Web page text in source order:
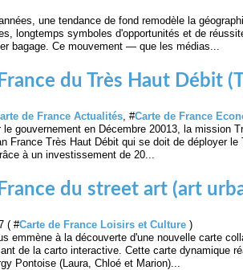
une tendance de fond remodèle la
longtemps symboles d'opportunités et de
bagage. Ce mouvement — que les médias...
du Très Haut Débit
de France Actualités, #Carte de France
le gouvernement en Décembre 20013, la mission
France Très Haut Débit qui se doit de déployer
à un investissement de 20...
du street art (art
( #Carte de France Loisirs et Culture )
emmène à la découverte d'une nouvelle carte
de la carto interactive. Cette carte dynamique
Pontoise (Laura, Chloé et Marion)...